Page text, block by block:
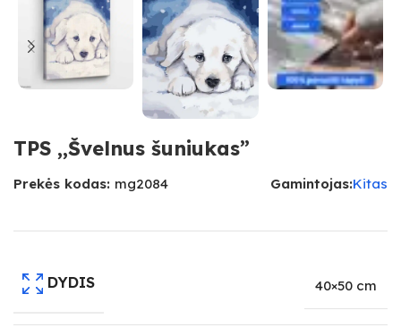
TPS ,,Švelnus šuniukas”
Prekės kodas: mg2084 Gamintojas:Kitas
DYDIS 40×50 cm